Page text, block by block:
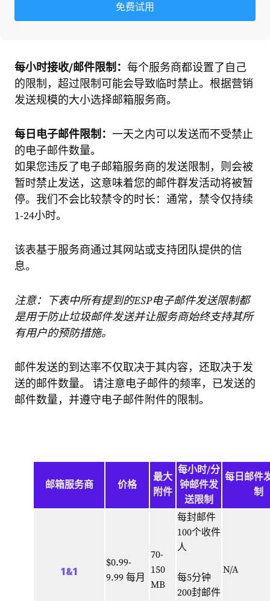
免费试用
每小时接收/邮件限制： 每个服务商都设置了自己
的限制，超过限制可能会导致临时禁止。根据营销
发送规模的大小选择邮箱服务商。
每日电子邮件限制： 一天之内可以发送而不受禁止
的电子邮件数量。
如果您违反了电子邮箱服务商的发送限制，则会被
暂时禁止发送，这意味着您的邮件群发活动将被暂
停。我们不会比较禁令的时长：通常，禁令仅持续
1-24小时。
该表基于服务商通过其网站或支持团队提供的信
息。
注意：下表中所有提到的ESP电子邮件发送限制都
是用于防止垃圾邮件发送并让服务商始终支持其所
有用户的预防措施。
邮件发送的到达率不仅取决于其内容，还取决于发
送的邮件数量。 请注意电子邮件的频率，已发送的
邮件数量，并遵守电子邮件附件的限制。
邮箱服务商 价格
最大
附件
每小时/分
钟邮件发
送限制
每日邮件
制
1&1
$0.99-
9.99 每月
70-
150
MB
每封邮件
100个收件
人
每5分钟
200封邮件
N/A